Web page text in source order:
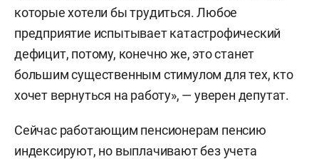
работать.
После заявлений президента о наличии у страны
средств на решение вопроса сказал и глава
минфина. «Деньги есть в социальном фонде.
Министерство финансов в принципе всегда
поддерживало, чтобы был единый подход по
индексации работающим и неработающим
которые хотели бы трудиться. Любое
предприятие испытывает катастрофический
дефицит, потому, конечно же, это станет
большим существенным стимулом для тех, кто
хочет вернуться на работу», — уверен депутат.
Сейчас работающим пенсионерам пенсию
индексируют, но выплачивают без учета